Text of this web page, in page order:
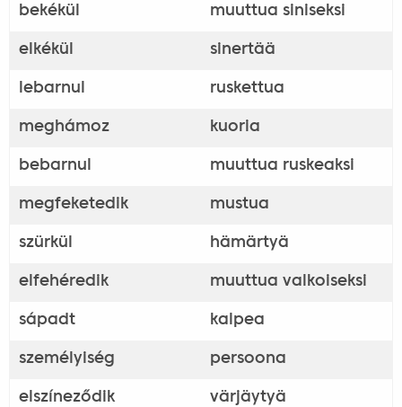
bekékül muuttua siniseksi
elkékül sinertää
lebarnul ruskettua
meghámoz kuoria
bebarnul muuttua ruskeaksi
megfeketedik mustua
szürkül hämärtyä
elfehéredik muuttua valkoiseksi
sápadt kalpea
személyiség persoona
elszíneződik värjäytyä